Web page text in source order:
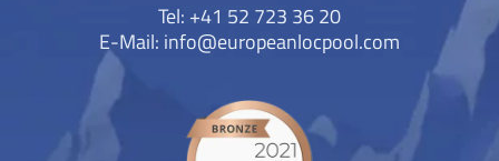
Tel: +41 52 723 36 20
E-Mail: info@europeanlocpool.com